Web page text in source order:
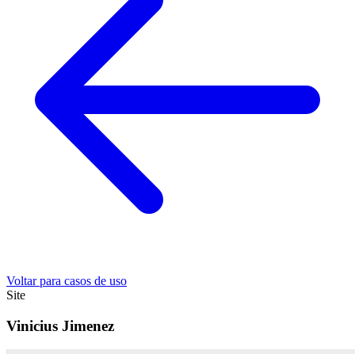
Voltar para casos de uso
Site
Vinicius Jimenez